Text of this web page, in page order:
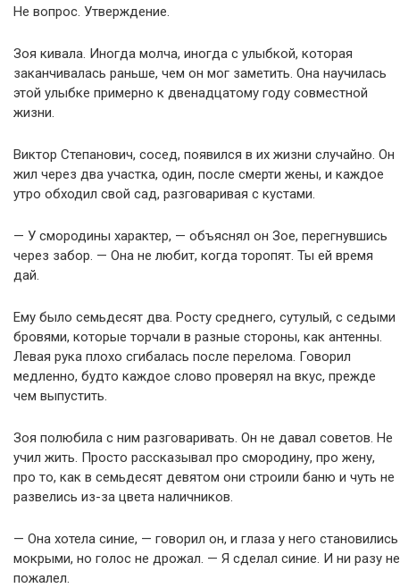
Не вопрос. Утверждение.
Зоя кивала. Иногда молча, иногда с улыбкой, которая
заканчивалась раньше, чем он мог заметить. Она научилась
этой улыбке примерно к двенадцатому году совместной
жизни.
Виктор Степанович, сосед, появился в их жизни случайно. Он
жил через два участка, один, после смерти жены, и каждое
утро обходил свой сад, разговаривая с кустами.
— У смородины характер, — объяснял он Зое, перегнувшись
через забор. — Она не любит, когда торопят. Ты ей время
дай.
Ему было семьдесят два. Росту среднего, сутулый, с седыми
бровями, которые торчали в разные стороны, как антенны.
Левая рука плохо сгибалась после перелома. Говорил
медленно, будто каждое слово проверял на вкус, прежде
чем выпустить.
Зоя полюбила с ним разговаривать. Он не давал советов. Не
учил жить. Просто рассказывал про смородину, про жену,
про то, как в семьдесят девятом они строили баню и чуть не
развелись из-за цвета наличников.
— Она хотела синие, — говорил он, и глаза у него становились
мокрыми, но голос не дрожал. — Я сделал синие. И ни разу не
пожалел.